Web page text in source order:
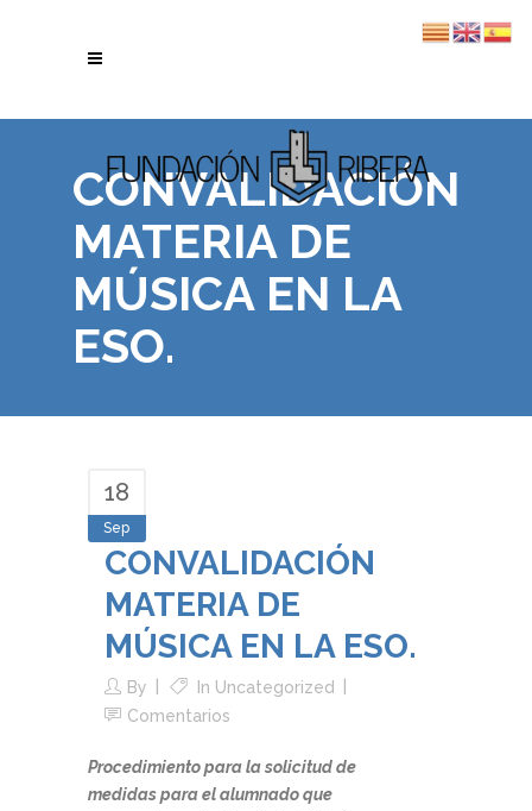
CONVALIDACIÓN
MATERIA DE
MÚSICA EN LA
ESO.
18
Sep
CONVALIDACIÓN
MATERIA DE
MÚSICA EN LA ESO.
By In Uncategorized
Comentarios
Procedimiento para la solicitud de
medidas para el alumnado que